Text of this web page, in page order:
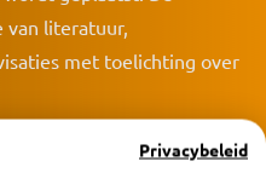
van literatuur,
met toelichting over
Privacybeleid